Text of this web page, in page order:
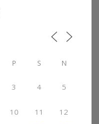
P S N
3 4 5
10 11 12